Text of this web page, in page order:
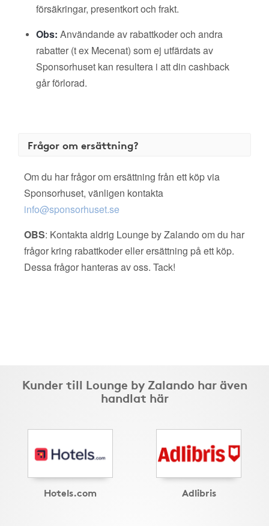
försäkringar, presentkort och frakt.
Obs: Användande av rabattkoder och andra
rabatter (t ex Mecenat) som ej utfärdats av
Sponsorhuset kan resultera i att din cashback
går förlorad.
Frågor om ersättning?
Om du har frågor om ersättning från ett köp via
Sponsorhuset, vänligen kontakta
info@sponsorhuset.se
OBS: Kontakta aldrig Lounge by Zalando om du har
frågor kring rabattkoder eller ersättning på ett köp.
Dessa frågor hanteras av oss. Tack!
Kunder till Lounge by Zalando har även
handlat här
Hotels.com Adlibris